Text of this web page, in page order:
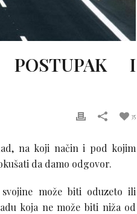
POSTUPAK I
35
na koji način i pod kojim
da damo odgovor.
može biti oduzeto ili
koja ne može biti niža od